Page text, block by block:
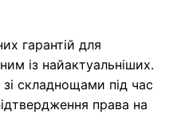
гарантій для
із найактуальніших.
складнощами під час
права на